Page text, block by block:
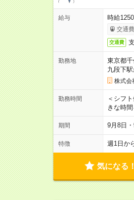
給与 時給
交通
交通費
勤務地
東京都
九段下
株式会
勤務時間
＜シフ
きな時
期間 9月8日・
特徴 週1日か
気になる！